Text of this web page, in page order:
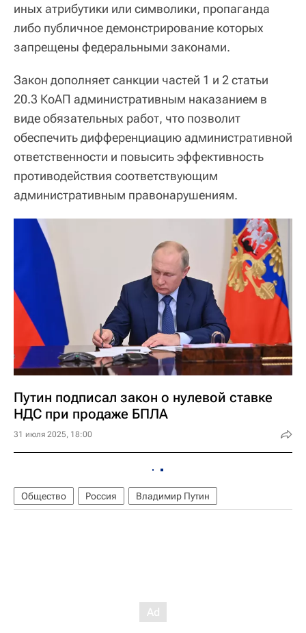
иных атрибутики или символики, пропаганда
либо публичное демонстрирование которых
запрещены федеральными законами.
Закон дополняет санкции частей 1 и 2 статьи
20.3 КоАП административным наказанием в
виде обязательных работ, что позволит
обеспечить дифференциацию административной
ответственности и повысить эффективность
противодействия соответствующим
административным правонарушениям.
Путин подписал закон о нулевой ставке
НДС при продаже БПЛА
31 июля 2025, 18:00
Общество Россия Владимир Путин